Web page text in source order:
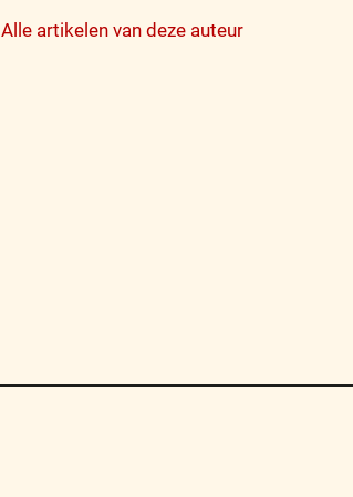
Alle artikelen van deze auteur